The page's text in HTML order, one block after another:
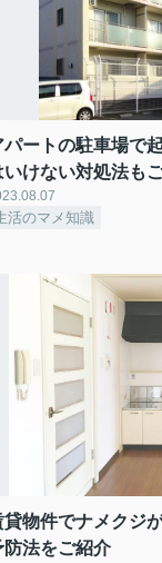
パートの駐車場で
いけない対処法も
活のマメ知識
貸物件でナメクジ
防法をご紹介